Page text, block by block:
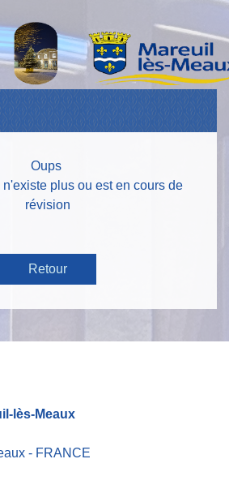
Oups
plus ou est en cours de
révision
Retour
lès-Meaux
- FRANCE